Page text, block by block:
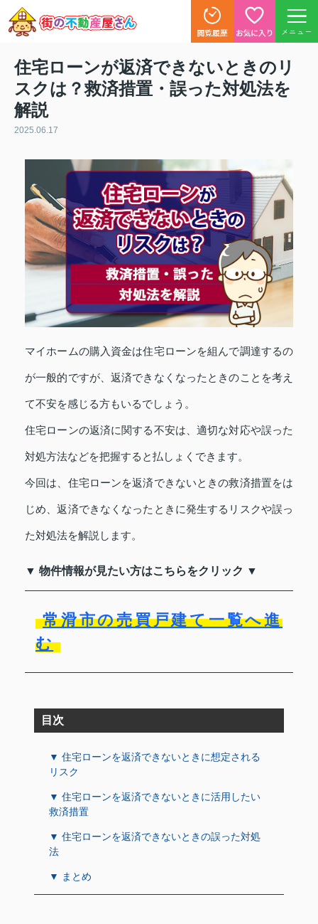
メニュー
住宅ローンが返済できないときのリ
スクは？救済措置・誤った対処法を
解説
2025.06.17
マイホームの購入資金は住宅ローンを組んで調達するの
が一般的ですが、返済できなくなったときのことを考え
て不安を感じる方もいるでしょう。
住宅ローンの返済に関する不安は、適切な対応や誤った
対処方法などを把握すると払しょくできます。
今回は、住宅ローンを返済できないときの救済措置をは
じめ、返済できなくなったときに発生するリスクや誤っ
た対処法を解説します。
▼ 物件情報が見たい方はこちらをクリック ▼
常滑市の売買戸建て一覧へ進
む
目次
▼ 住宅ローンを返済できないときに想定される
リスク
▼ 住宅ローンを返済できないときに活用したい
救済措置
▼ 住宅ローンを返済できないときの誤った対処
法
▼ まとめ